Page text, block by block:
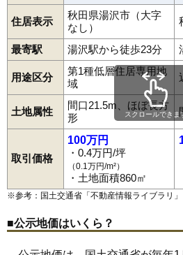
住居表示
秋田県湯沢市（大字
なし）
最寄駅 湯沢駅から徒歩23分
用途区分
第1種低層住居専用地
域
土地属性
間口21.5m、ほぼ長方
形
取引価格
100万円
・0.4万円/坪
（0.1万円/m²）
・土地面積860㎡
スクロールできま
※参考：国土交通省「不動産情報ライブラリ 」
■公示地価はいくら？
相川秋ノ宮 愛宕町 稲庭町岩崎裏門